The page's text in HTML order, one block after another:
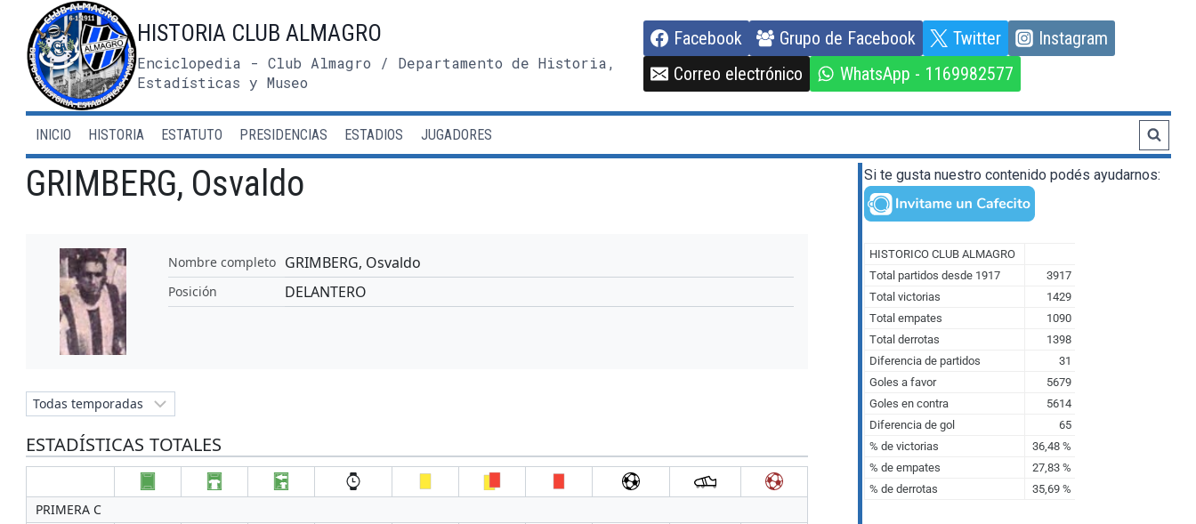
contenido
HISTORIA CLUB ALMAGRO
Enciclopedia - Club Almagro / Departamento de Historia,
Estadísticas y Museo
Facebook Grupo de Facebook Twitter
Instagram
Correo electrónico
WhatsApp - 1169982577
INICIO HISTORIA ESTATUTO PRESIDENCIAS ESTADIOS JUGADORES
GRIMBERG, Osvaldo
Nombre completo GRIMBERG, Osvaldo
Posición DELANTERO
ESTADÍSTICAS TOTALES
PRIMERA C
Si te gusta nuestro contenido podés ayudarnos: